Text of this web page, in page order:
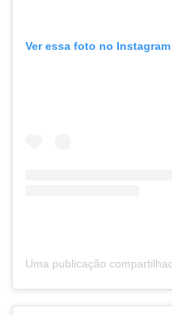
Ver essa foto no Instagram